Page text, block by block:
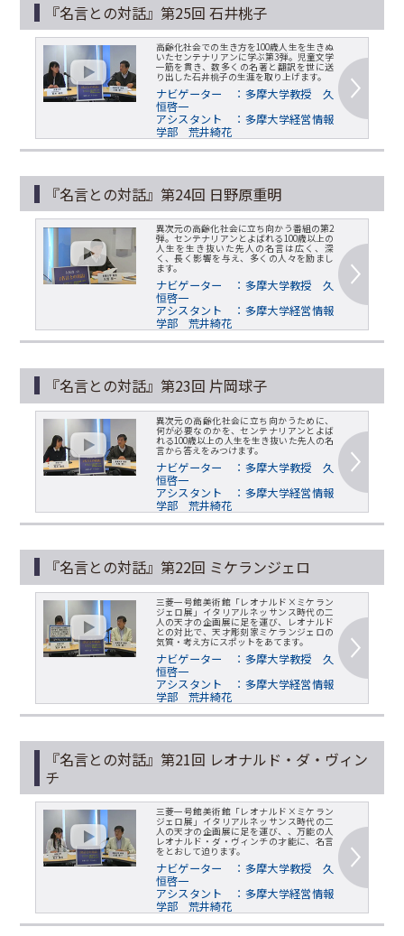
『名言との対話』第25回 石井桃子
高齢化社会での生き方を100歳人生を生きぬ
いたセンテナリアンに学ぶ第3弾。児童文学
一筋を貫き、数多くの名著と翻訳を世に送
り出した石井桃子の生涯を取り上げます。
ナビゲーター ：多摩大学教授 久
恒啓一
アシスタント ：多摩大学経営情報
学部 荒井綺花
『名言との対話』第24回 日野原重明
異次元の高齢化社会に立ち向かう番組の第2
弾。センテナリアンとよばれる100歳以上の
人生を生き抜いた先人の名言は広く、深
く、長く影響を与え、多くの人々を励まし
ます。
ナビゲーター ：多摩大学教授 久
恒啓一
アシスタント ：多摩大学経営情報
学部 荒井綺花
『名言との対話』第23回 片岡球子
異次元の高齢化社会に立ち向かうために、
何が必要なのかを、センテナリアンとよば
れる100歳以上の人生を生き抜いた先人の名
言から答えをみつけます。
ナビゲーター ：多摩大学教授 久
恒啓一
アシスタント ：多摩大学経営情報
学部 荒井綺花
『名言との対話』第22回 ミケランジェロ
三菱一号館美術館「レオナルド×ミケラン
ジェロ展」イタリアルネッサンス時代の二
人の天才の企画展に足を運び、レオナルド
との対比で、天才彫刻家ミケランジェロの
気質・考え方にスポットをあてます。
ナビゲーター ：多摩大学教授 久
恒啓一
アシスタント ：多摩大学経営情報
学部 荒井綺花
『名言との対話』第21回 レオナルド・ダ・ヴィン
チ
三菱一号館美術館「レオナルド×ミケラン
ジェロ展」イタリアルネッサンス時代の二
人の天才の企画展に足を運び、、万能の人
レオナルド・ダ・ヴィンチの才能に、名言
をとおして迫ります。
ナビゲーター ：多摩大学教授 久
恒啓一
アシスタント ：多摩大学経営情報
学部 荒井綺花